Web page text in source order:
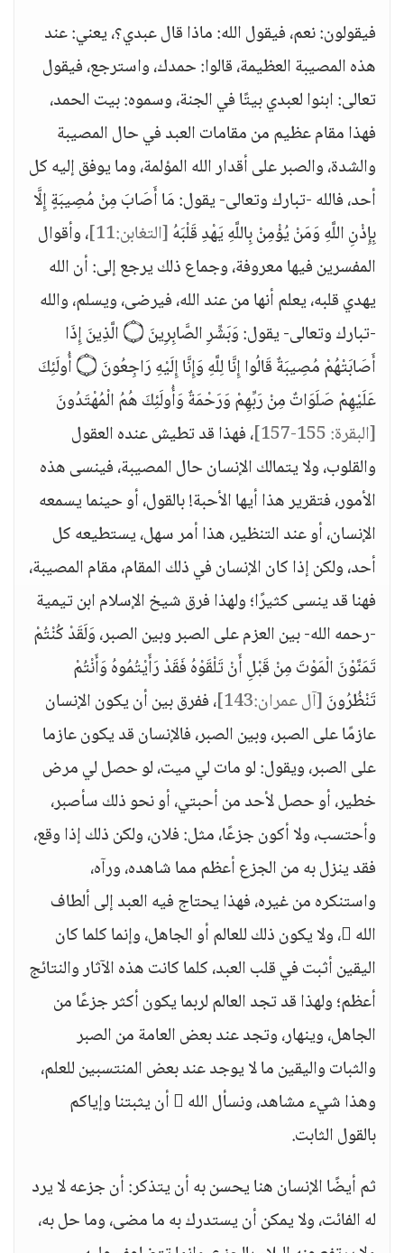
فيقولون: نعم، فيقول الله: ماذا قال عبدي؟، يعني: عند
هذه المصيبة العظيمة، قالوا: حمدك، واسترجع، فيقول
تعالى: ابنوا لعبدي بيتًا في الجنة، وسموه: بيت الحمد،
فهذا مقام عظيم من مقامات العبد في حال المصيبة
والشدة، والصبر على أقدار الله المؤلمة، وما يوفق إليه كل
أحد، فالله -تبارك وتعالى- يقول: مَا أَصَابَ مِنْ مُصِيبَةٍ إِلَّا
بِإِذْنِ اللَّهِ وَمَنْ يُؤْمِنْ بِاللَّهِ يَهْدِ قَلْبَهُ[التغابن:11]
، وأقوال
المفسرين فيها معروفة، وجماع ذلك يرجع إلى: أن الله
يهدي قلبه، يعلم أنها من عند الله، فيرضى، ويسلم، والله
-تبارك وتعالى- يقول: وَبَشِّرِ الصَّابِرِينَ ۝ الَّذِينَ إِذَا
أَصَابَتْهُمْ مُصِيبَةٌ قَالُوا إِنَّا لِلَّهِ وَإِنَّا إِلَيْهِ رَاجِعُونَ ۝ أُولَئِكَ
عَلَيْهِمْ صَلَوَاتٌ مِنْ رَبِّهِمْ وَرَحْمَةٌ وَأُولَئِكَ هُمُ الْمُهْتَدُونَ
[البقرة: 155-157]
، فهذا قد تطيش عنده العقول
والقلوب، ولا يتمالك الإنسان حال المصيبة، فينسى هذه
الأمور، فتقرير هذا أيها الأحبة! بالقول، أو حينما يسمعه
الإنسان، أو عند التنظير، هذا أمر سهل، يستطيعه كل
أحد، ولكن إذا كان الإنسان في ذلك المقام، مقام المصيبة،
فهنا قد ينسى كثيرًا؛ ولهذا فرق شيخ الإسلام ابن تيمية
-رحمه الله- بين العزم على الصبر وبين الصبر، وَلَقَدْ كُنْتُمْ
تَمَنَّوْنَ الْمَوْتَ مِنْ قَبْلِ أَنْ تَلْقَوْهُ فَقَدْ رَأَيْتُمُوهُ وَأَنْتُمْ
تَنْظُرُونَ[آل عمران:143]
، ففرق بين أن يكون الإنسان
عازمًا على الصبر، وبين الصبر، فالإنسان قد يكون عازما
على الصبر، ويقول: لو مات لي ميت، لو حصل لي مرض
خطير، أو حصل لأحد من أحبتي، أو نحو ذلك سأصبر،
وأحتسب، ولا أكون جزعًا، مثل: فلان، ولكن ذلك إذا وقع،
فقد ينزل به من الجزع أعظم مما شاهده، ورآه،
واستنكره من غيره، فهذا يحتاج فيه العبد إلى ألطاف
الله ، ولا يكون ذلك للعالم أو الجاهل، وإنما كلما كان
اليقين أثبت في قلب العبد، كلما كانت هذه الآثار والنتائج
أعظم؛ ولهذا قد تجد العالم لربما يكون أكثر جزعًا من
الجاهل، وينهار، وتجد عند بعض العامة من الصبر
والثبات واليقين ما لا يوجد عند بعض المنتسبين للعلم،
وهذا شيء مشاهد، ونسأل الله  أن يثبتنا وإياكم
بالقول الثابت.
ثم أيضًا الإنسان هنا يحسن به أن يتذكر: أن جزعه لا يرد
له الفائت، ولا يمكن أن يستدرك به ما مضى، وما حل به،